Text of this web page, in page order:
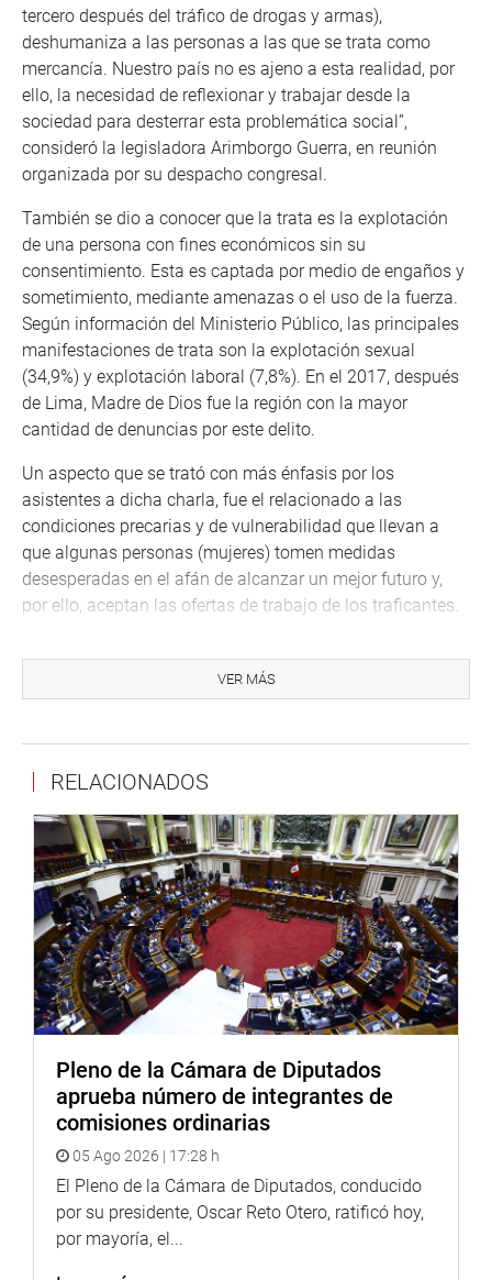
tercero después del tráfico de drogas y armas),
deshumaniza a las personas a las que se trata como
mercancía. Nuestro país no es ajeno a esta realidad, por
ello, la necesidad de reflexionar y trabajar desde la
sociedad para desterrar esta problemática social”,
consideró la legisladora Arimborgo Guerra, en reunión
organizada por su despacho congresal.
También se dio a conocer que la trata es la explotación
de una persona con fines económicos sin su
consentimiento. Esta es captada por medio de engaños y
sometimiento, mediante amenazas o el uso de la fuerza.
Según información del Ministerio Público, las principales
manifestaciones de trata son la explotación sexual
(34,9%) y explotación laboral (7,8%). En el 2017, después
de Lima, Madre de Dios fue la región con la mayor
cantidad de denuncias por este delito.
Un aspecto que se trató con más énfasis por los
asistentes a dicha charla, fue el relacionado a las
condiciones precarias y de vulnerabilidad que llevan a
que algunas personas (mujeres) tomen medidas
desesperadas en el afán de alcanzar un mejor futuro y,
por ello, aceptan las ofertas de trabajo de los traficantes.
millones de peruanos son pobres y alrededor del 20% de
la población tiene sus necesidades básicas insatisfechas.
índices de enfermedades crónicas, desnutrición y
A su turno, la parlamentaria Anaculí Gómez hizo un
llamado a las autoridades para redoblar esfuerzos a fin
de combatir y erradicar este problema social de
explotación dirigida principalmente a mujeres, niñas y
adolescentes en diversas regiones del país.
“En el país, las cifras de casos de víctimas de trata, no
reflejan la magnitud del problema, la mayoría de
ilegalidad y su vinculación al crimen organizado
caracterizado por su clandestinidad y peligrosidad”,
consideró la representante por la región Ica.
Al término de la reunión, donde participaron ciudadanos
de diversas instituciones y organizaciones sociales, la
congresista Tamar Arimborgo, señaló que seguirá
VER MÁS
RELACIONADOS
Pleno de la Cámara de Diputados
aprueba número de integrantes de
comisiones ordinarias
05 Ago 2026 | 17:28 h
El Pleno de la Cámara de Diputados, conducido
por su presidente, Oscar Reto Otero, ratificó hoy,
por mayoría, el...